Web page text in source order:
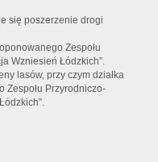
się poszerzenie drogi
Zespołu
Wzniesień Łódzkich”.
lasów, przy czym działka
Zespołu Przyrodniczo-